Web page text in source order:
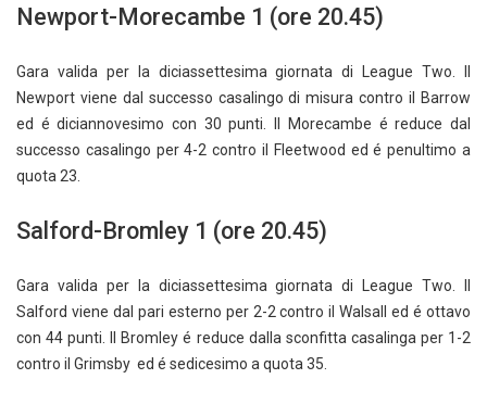
Newport-Morecambe 1 (ore 20.45)
Gara valida per la diciassettesima giornata di League Two. Il
Newport viene dal successo casalingo di misura contro il Barrow
ed é diciannovesimo con 30 punti. Il Morecambe é reduce dal
successo casalingo per 4-2 contro il Fleetwood ed é penultimo a
quota 23.
Salford-Bromley 1 (ore 20.45)
Gara valida per la diciassettesima giornata di League Two. Il
Salford viene dal pari esterno per 2-2 contro il Walsall ed é ottavo
con 44 punti. Il Bromley é reduce dalla sconfitta casalinga per 1-2
contro il Grimsby ed é sedicesimo a quota 35.